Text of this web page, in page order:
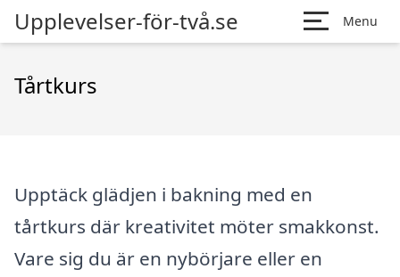
Upplevelser-för-två.se Menu
Tårtkurs
Upptäck glädjen i bakning med en
tårtkurs där kreativitet möter smakkonst.
Vare sig du är en nybörjare eller en